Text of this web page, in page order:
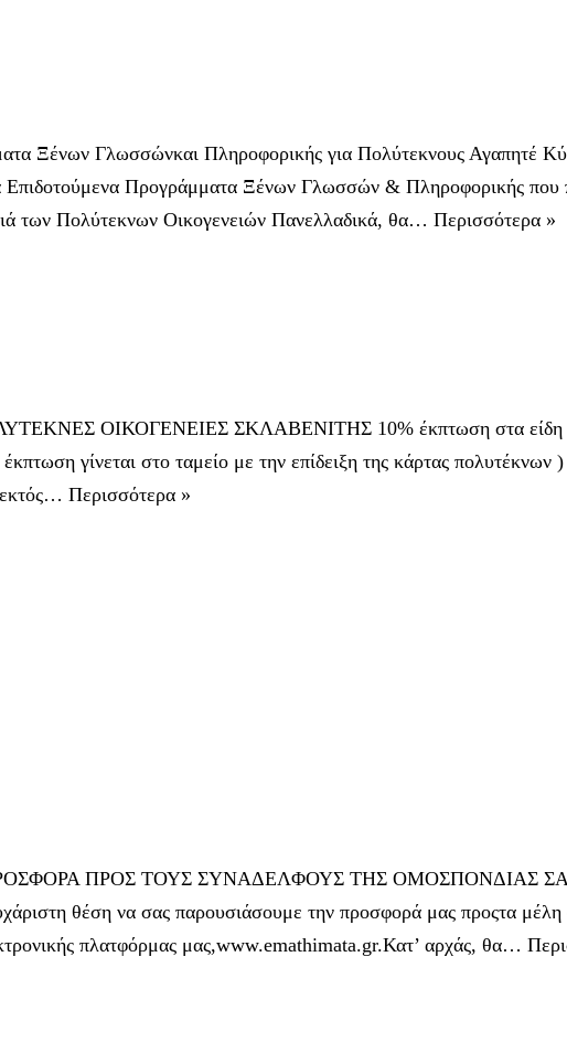
Ξένων Γλωσσώνκαι Πληροφορικής για Πολύτεκνους Αγαπητέ
Επιδοτούμενα Προγράμματα Ξένων Γλωσσών & Πληροφορικής που
των Πολύτεκνων Οικογενειών Πανελλαδικά, θα… Περισσότερα »
ΟΙΚΟΓΕΝΕΙΕΣ ΣΚΛΑΒΕΝΙΤΗΣ 10% έκπτωση στα είδη
έκπτωση γίνεται στο ταμείο με την επίδειξη της κάρτας
Περισσότερα »
ΠΡΟΣ ΤΟΥΣ ΣΥΝΑΔΕΛΦΟΥΣ ΤΗΣ ΟΜΟΣΠΟΝΔΙΑΣ ΣΑΣ
θέση να σας παρουσιάσουμε την προσφορά μας προςτα
πλατφόρμας μας,www.emathimata.gr.Κατ’ αρχάς, θα…